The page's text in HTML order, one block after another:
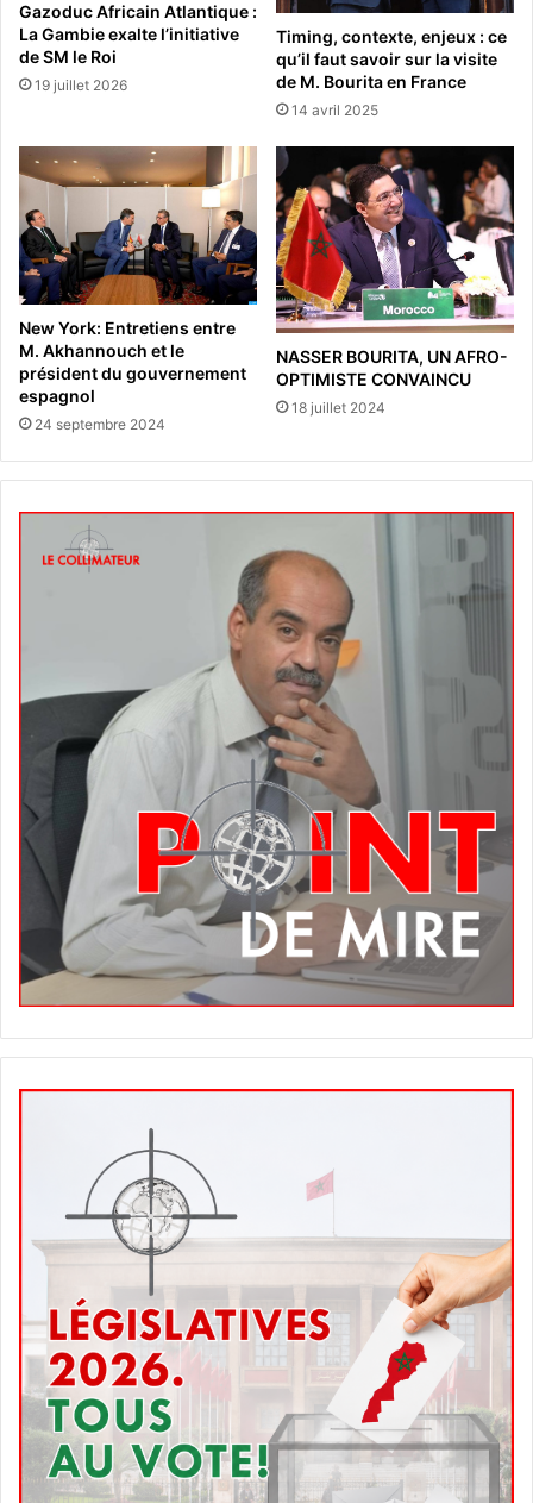
Gazoduc Africain Atlantique :
La Gambie exalte l’initiative
de SM le Roi
19 juillet 2026
Timing, contexte, enjeux : ce
qu’il faut savoir sur la visite
de M. Bourita en France
14 avril 2025
New York: Entretiens entre
M. Akhannouch et le
président du gouvernement
espagnol
24 septembre 2024
NASSER BOURITA, UN AFRO-
OPTIMISTE CONVAINCU
18 juillet 2024